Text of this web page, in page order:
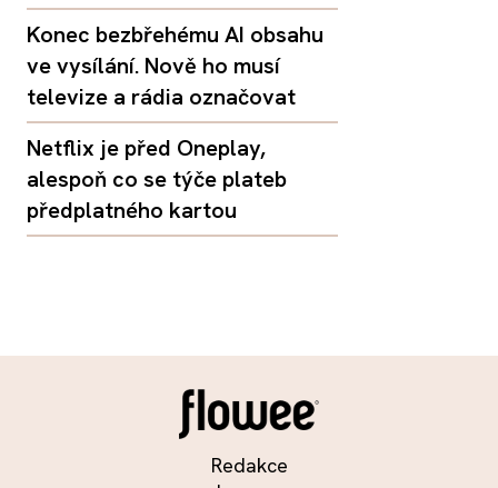
Konec bezbřehému AI obsahu
ve vysílání. Nově ho musí
televize a rádia označovat
Netflix je před Oneplay,
alespoň co se týče plateb
předplatného kartou
Redakce